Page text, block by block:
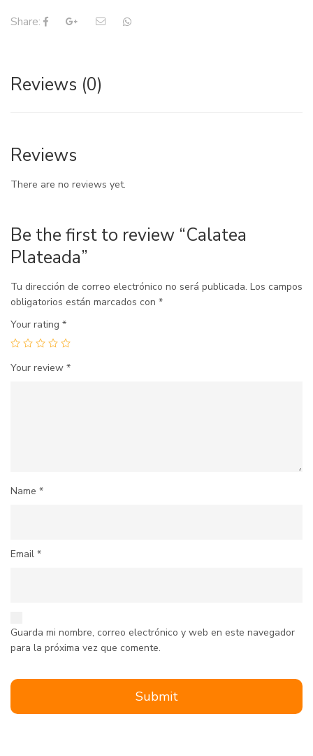
Share:
Reviews (0)
Reviews
There are no reviews yet.
Be the first to review “Calatea
Plateada”
Tu dirección de correo electrónico no será publicada. Los campos
obligatorios están marcados con *
Your rating *
Your review *
Name *
Email *
Guarda mi nombre, correo electrónico y web en este navegador
para la próxima vez que comente.